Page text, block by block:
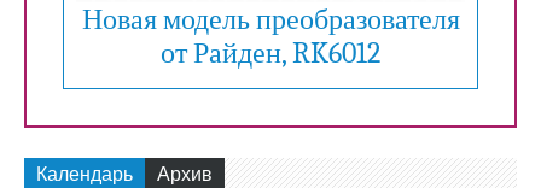
Новая модель преобразователя
от Райден, RK6012
Календарь Архив